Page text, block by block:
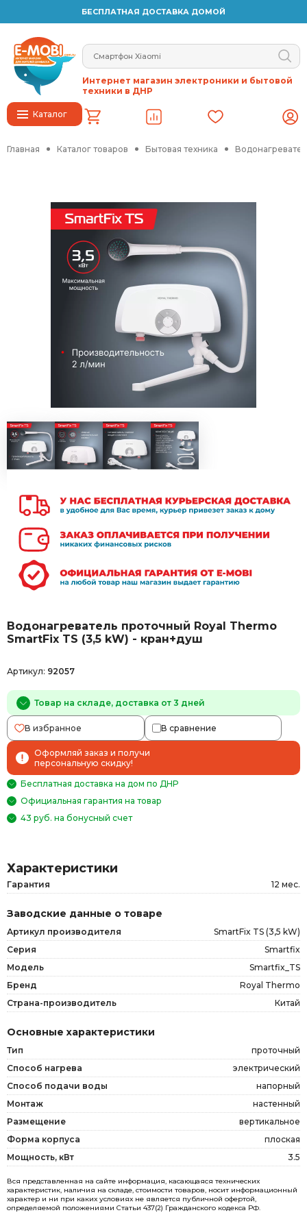
БЕСПЛАТНАЯ ДОСТАВКА ДОМОЙ
Каталог
Интернет магазин электроники и бытовой
техники в ДНР
Главная Каталог товаров Бытовая техника
Водонагреватель проточный Royal Thermo
SmartFix TS (3,5 kW) - кран+душ
Артикул: 92057
Товар на складе, доставка от 3 дней
В избранное В сравнение
Оформляй заказ и получи
персональную скидку!
Бесплатная доставка на дом по ДНР
Официальная гарантия на товар
43 руб. на бонусный счет
Характеристики
Гарантия 12 мес.
Заводские данные о товаре
Артикул производителя
SmartFix TS (3,5 kW)
Серия
Smartfix
Модель
Smartfix_TS
Бренд
Royal Thermo
Страна-производитель
Китай
Основные характеристики
Тип
проточный
Способ нагрева
электрический
Способ подачи воды
напорный
Монтаж
настенный
Размещение
вертикальное
Форма корпуса
плоская
Мощность, кВт
3.5
Вся представленная на сайте информация, касающаяся технических
характеристик, наличия на складе, стоимости товаров, носит информационный
характер и ни при каких условиях не является публичной офертой,
определяемой положениями Статьи 437(2) Гражданского кодекса РФ.